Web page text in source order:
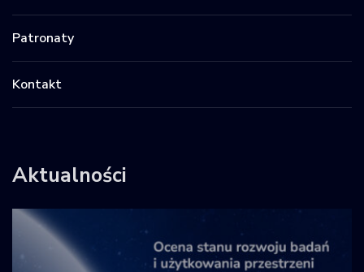
Patronaty
Kontakt
Aktualności